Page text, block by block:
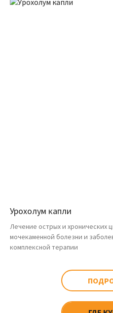
Урохолум капли
Лечение острых и хронических
мочекаменной болезни и
комплексной терапии